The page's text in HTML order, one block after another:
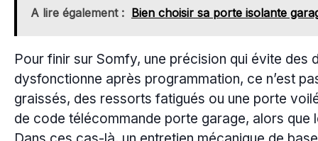
A lire également : Bien choisir sa porte isolante
Pour finir sur Somfy, une précision qui évite des
dysfonctionne après programmation, ce n’est
graissés, des ressorts fatigués ou une porte
de code télécommande porte garage, alors